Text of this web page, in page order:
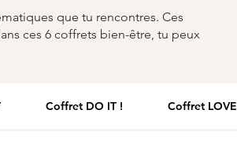
que tu rencontres. Ces
ces 6 coffrets bien-être, tu peux
Coffret DO IT ! Coffret LOVE